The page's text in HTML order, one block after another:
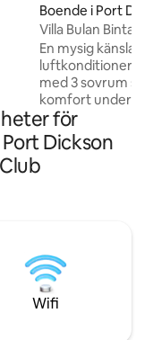
Boende i Port
Villa Bulan
Kemang
En mysig känsla
med 3 sovrum
komfort under hela
är ett strategiskt
nära stranden
Pantai Purnama,
Politeknik Port
fritidsaktiviteter.
lokala restauranger i
som hemma❤️
för
Dickson
Wifi